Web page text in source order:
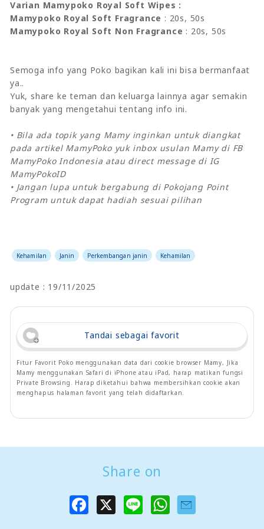
Varian Mamypoko Royal Soft Wipes :
Mamypoko Royal Soft Fragrance : 20s, 50s
Mamypoko Royal Soft Non Fragrance : 20s, 50s
Semoga info yang Poko bagikan kali ini bisa bermanfaat
ya..
Yuk, share ke teman dan keluarga lainnya agar semakin
banyak yang mengetahui tentang info ini.
• Bila ada topik yang Mamy inginkan untuk diangkat
pada artikel MamyPoko yuk inbox usulan Mamy di FB
MamyPoko Indonesia atau direct message di IG
MamyPokoID
• Jangan lupa untuk bergabung di Pokojang Point
Program untuk dapat hadiah sesuai pilihan
Kehamilan Janin Perkembangan janin Kehamilan
update : 19/11/2025
Tandai sebagai favorit
Fitur Favorit Poko menggunakan data dari cookie browser Mamy, Jika
Mamy menggunakan Safari di iPhone atau iPad, harap matikan fungsi
Private Browsing. Harap diketahui bahwa membersihkan cookie akan
menghapus halaman favorit yang telah didaftarkan.
Share on
W